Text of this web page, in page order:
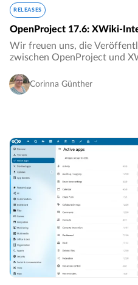
RELEASES
OpenProject 17.6: XWiki-
Wir freuen uns, die
zwischen OpenProject und
Unternehmen eine integrierte
Projektmanagement…
Corinna Günther